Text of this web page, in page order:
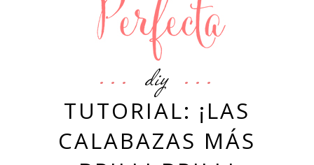
diy
TUTORIAL: ¡LAS
CALABAZAS MÁS